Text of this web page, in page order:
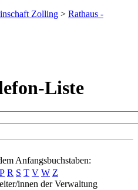
Zolling > Rathaus -
Liste
Anfangsbuchstaben:
P R S T V W Z
innen der Verwaltung